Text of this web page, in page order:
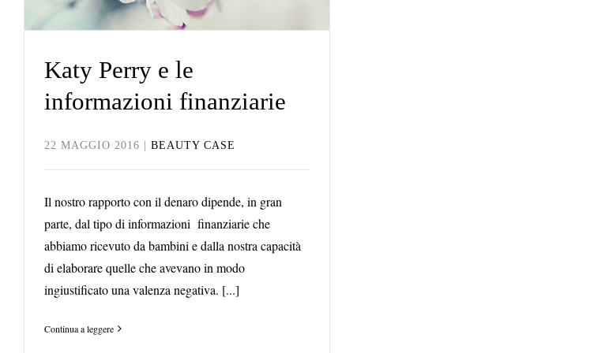
Katy Perry e le
informazioni finanziarie
22 MAGGIO 2016 BEAUTY CASE
Il nostro rapporto con il denaro dipende, in gran
parte, dal tipo di informazioni finanziarie che
abbiamo ricevuto da bambini e dalla nostra capacità
di elaborare quelle che avevano in modo
ingiustificato una valenza negativa. [...]
Continua a leggere